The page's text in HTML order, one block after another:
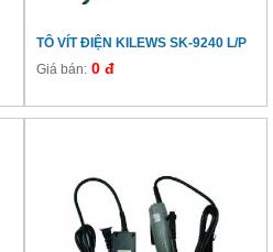
TÔ VÍT ĐIỆN KILEWS SK-9240 L/P
Giá bán:0 đ